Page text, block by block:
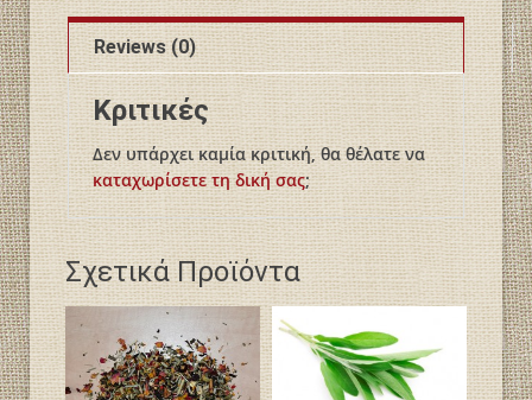
Reviews (0)
Κριτικές
Δεν υπάρχει καμία κριτική, θα θέλατε να
καταχωρίσετε τη δική σας;
Σχετικά Προϊόντα